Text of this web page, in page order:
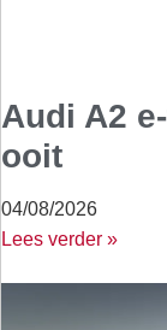
Audi A2
ooit
04/08/2026
Lees verder »